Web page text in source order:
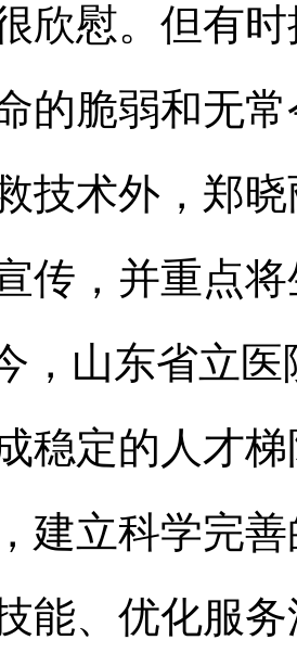
欣慰。但有
的脆弱和无
技术外，郑
传，并重点
山东省立医
稳定的人才
建立科学完
能、优化服